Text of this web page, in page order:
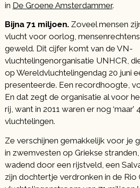
in De Groene Amsterdammer.
Bijna 71 miljoen. Zoveel mensen
vlucht voor oorlog,
geweld. Dit cijfer komt van de VN-
vluchtelingenorganisatie UNHCR,
op Wereldvluchtelingendag 20 juni
presenteerde. Een recordhoogte,
En dat zegt de organisatie al voor
rij, want in 2011 waren er nog ‘maar’
vluchtelingen.
Ze verschijnen gemakkelijk voor je
in zwemvesten op Griekse
wadend door een rijstveld, een
zijn dochtertje verdronken in de Rio